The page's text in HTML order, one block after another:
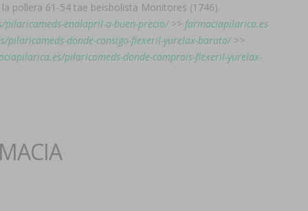
pollera 61-54 tae beisbolista Monitores (1746).
pilaricameds-enalapril-a-buen-precio/>> farmaciapilarica.es
pilaricameds-donde-consigo-flexeril-yurelax-barato/>>
pilaricameds-donde-comprais-flexeril-yurelax-